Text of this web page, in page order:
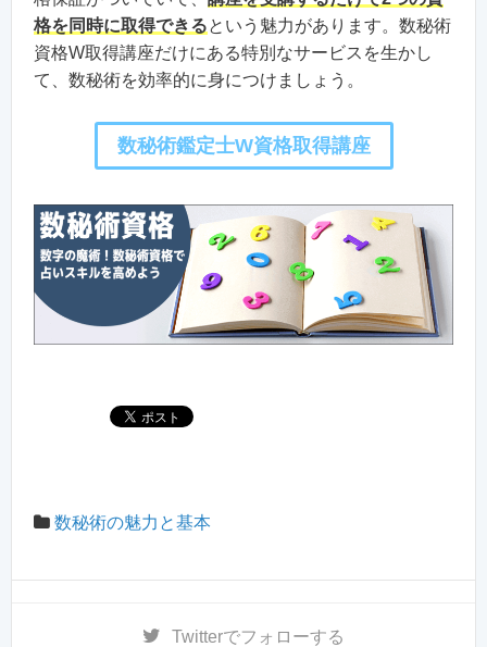
格を同時に取得できるという魅力があります。数秘術
資格W取得講座だけにある特別なサービスを生かし
て、数秘術を効率的に身につけましょう。
数秘術鑑定士W資格取得講座
数秘術の魅力と基本
Twitterでフォローする